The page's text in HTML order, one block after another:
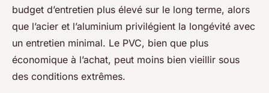
budget d’entretien plus élevé sur le long terme, alors
que l’acier et l’aluminium privilégient la longévité avec
un entretien minimal. Le PVC, bien que plus
économique à l’achat, peut moins bien vieillir sous
des conditions extrêmes.